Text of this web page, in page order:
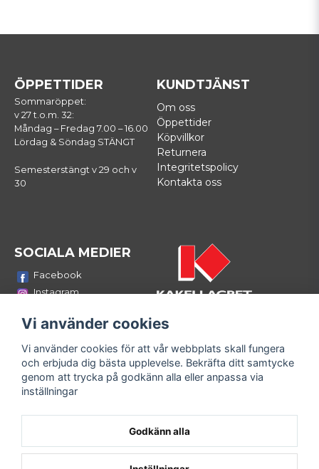
ÖPPETTIDER
Sommaröppet:
v 27 t.o.m. 32:
Måndag – Fredag 7.00 – 16.00
Lördag & Söndag STÄNGT
Semesterstängt v 29 och v
30
KUNDTJÄNST
Om oss
Öppettider
Köpvillkor
Returnera
Integritetspolicy
Kontakta oss
SOCIALA MEDIER
Facebook
Instagram
LinkedIn
Bli medlem i vårt nyhetsbrev
email
Mejladress
Fyll i din e-mailadress och ta del av våra nyheter och
Vi använder cookies
Vi använder cookies för att vår webbplats skall fungera
och erbjuda dig bästa upplevelse. Bekräfta ditt samtycke
genom att trycka på godkänn alla eller anpassa via
inställningar
Godkänn alla